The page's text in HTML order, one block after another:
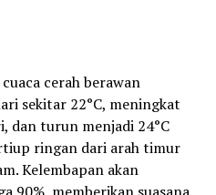
cerah berawan
sekitar 22°C, meningkat
dan turun menjadi 24°C
ringan dari arah timur
Kelembapan akan